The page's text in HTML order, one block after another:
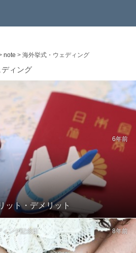
note > 海外挙式・ウェディング
ィング
ット・デメリット
6年前
ィング記念日 8年前